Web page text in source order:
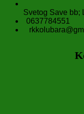
Svetog Save bb;
0637784551